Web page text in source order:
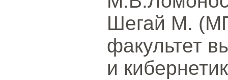
Шегай М.
факультет
и